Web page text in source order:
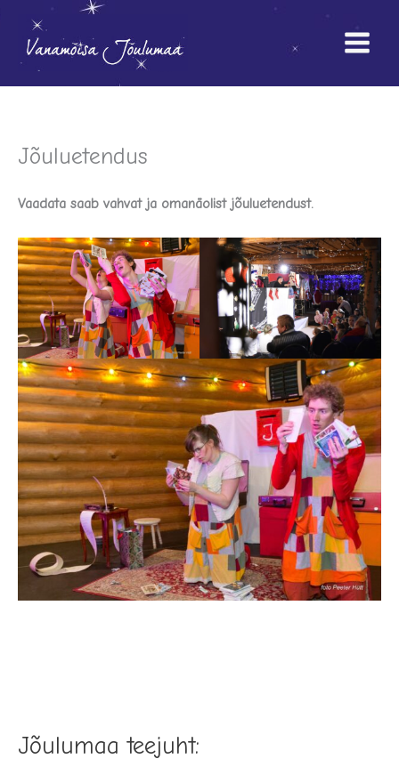
content
Jõulumaa teejuht:
Jõuluetendus
Vaadata saab vahvat ja omanäolist jõuluetendust.